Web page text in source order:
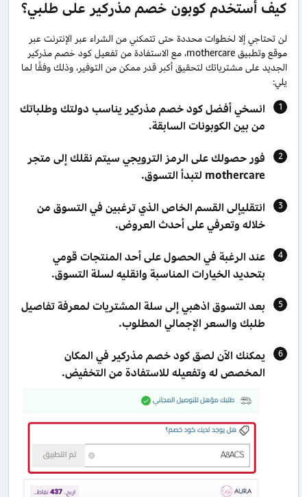
كيف أستخدم كوبون خصم مذركير على طلبي؟
لن تحتاجي إلا لخطوات محددة حتى تتمكني من الشراء عبر الإنترنت عبر
موقع وتطبيق mothercare، مع الاستفادة من تفعيل كود خصم مذركير
الجديد على مشترياتك لتحقيق أكبر قدر ممكن من التوفير، وذلك وفقًا لما
يلي:
انسخي أفضل كود خصم مذركير يناسب دولتك وطلباتك
من بين الكوبونات السابقة.
فور حصولك على الرمز الترويجي سيتم نقلك إلى متجر
mothercare لتبدأ التسوق.
انتقليإلى القسم الخاص الذي ترغبين في التسوق من
خلاله وتعرفي على أحدث العروض.
عند الرغبة في الحصول على أحد المنتجات قومي
بتحديد الخيارات المناسبة وانقليه لسلة التسوق.
بعد التسوق اذهبي إلى سلة المشتريات لمعرفة تفاصيل
طلبك والسعر الإجمالي المطلوب.
يمكنك الآن لصق كود خصم مذركير في المكان
المخصص له وتفعيله للاستفادة من التخفيض.